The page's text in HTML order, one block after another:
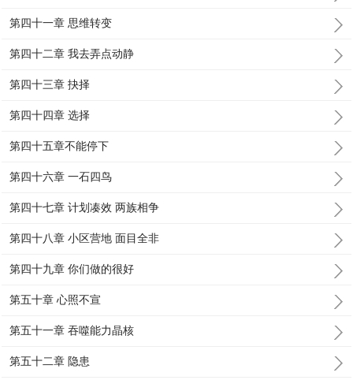
第四十一章 思维转变
第四十二章 我去弄点动静
第四十三章 抉择
第四十四章 选择
第四十五章不能停下
第四十六章 一石四鸟
第四十七章 计划凑效 两族相争
第四十八章 小区营地 面目全非
第四十九章 你们做的很好
第五十章 心照不宣
第五十一章 吞噬能力晶核
第五十二章 隐患